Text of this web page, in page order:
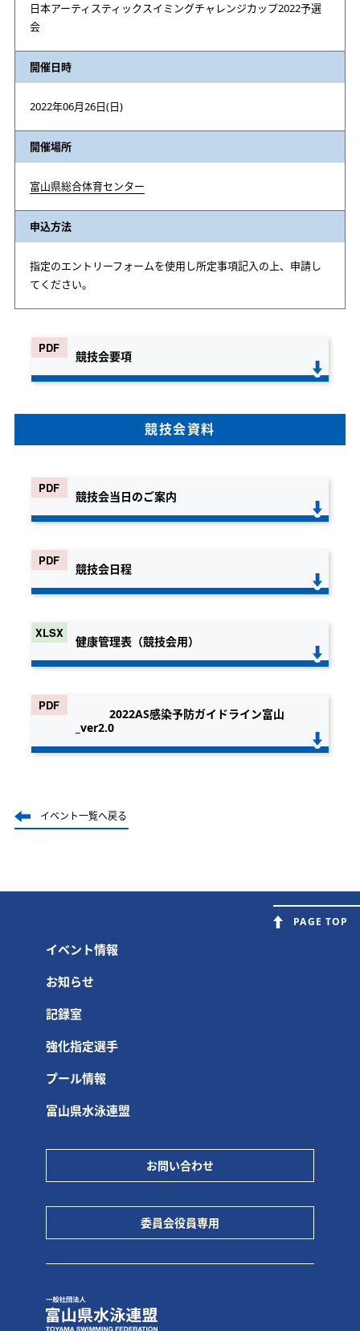
日本アーティスティックスイミングチャレンジカップ2022予選
会
開催日時
2022年06月26日(日)
開催場所
富山県総合体育センター
申込方法
指定のエントリーフォームを使用し所定事項記入の上、申請し
てください。
競技会要項
競技会資料
競技会当日のご案内
競技会日程
健康管理表（競技会用）
2022AS感染予防ガイドライン富山
_ver2.0
イベント一覧へ戻る
PAGE TOP
イベント情報
お知らせ
記録室
強化指定選手
プール情報
富山県水泳連盟
お問い合わせ
委員会役員専用